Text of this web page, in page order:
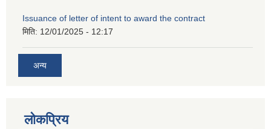
Issuance of letter of intent to award the contract
मिति: 12/01/2025 - 12:17
अन्य
लोकप्रिय